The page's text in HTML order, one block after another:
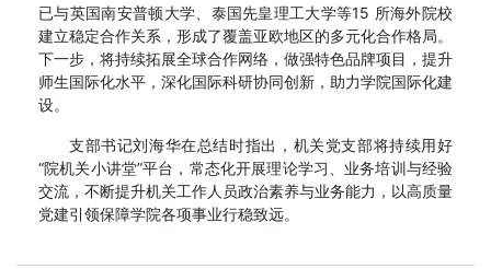
已与英国南安普顿大学、泰国先皇理工大学等15 所海外院校
建立稳定合作关系，形成了覆盖亚欧地区的多元化合作格局。
下一步，将持续拓展全球合作网络，做强特色品牌项目，提升
师生国际化水平，深化国际科研协同创新，助力学院国际化建
设。
支部书记刘海华在总结时指出，机关党支部将持续用好
“院机关小讲堂”平台，常态化开展理论学习、业务培训与经验
交流，不断提升机关工作人员政治素养与业务能力，以高质量
党建引领保障学院各项事业行稳致远。